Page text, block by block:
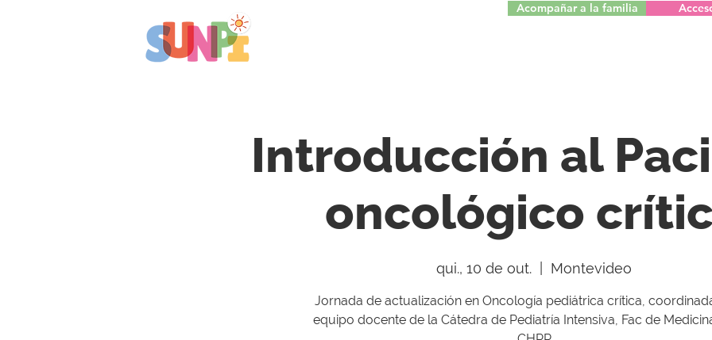
Acompañar a la familia
Introducción al
oncológico
qui., 10 de out. Montevideo
Jornada de actualización en Oncología pediátrica crítica,
equipo docente de la Cátedra de Pediatría Intensiva, Fac de